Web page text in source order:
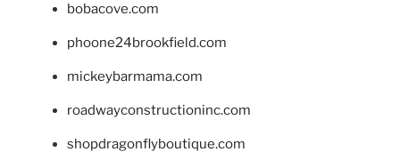
bobacove.com
phoone24brookfield.com
mickeybarmama.com
roadwayconstructioninc.com
shopdragonflyboutique.com